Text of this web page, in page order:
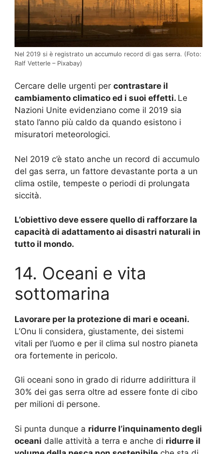
Nel 2019 si è registrato un accumulo record di gas serra. (Foto:
Ralf Vetterle – Pixabay)
Cercare delle urgenti per contrastare il
cambiamento climatico ed i suoi effetti. Le
Nazioni Unite evidenziano come il 2019 sia
stato l’anno più caldo da quando esistono i
misuratori meteorologici.
Nel 2019 c’è stato anche un record di accumulo
del gas serra, un fattore devastante porta a un
clima ostile, tempeste o periodi di prolungata
siccità.
L’obiettivo deve essere quello di rafforzare la
capacità di adattamento ai disastri naturali in
tutto il mondo.
14. Oceani e vita
sottomarina
Lavorare per la protezione di mari e oceani.
L’Onu li considera, giustamente, dei sistemi
vitali per l’uomo e per il clima sul nostro pianeta
ora fortemente in pericolo.
Gli oceani sono in grado di ridurre addirittura il
30% dei gas serra oltre ad essere fonte di cibo
per milioni di persone.
Si punta dunque a ridurre l’inquinamento degli
oceani dalle attività a terra e anche di ridurre il